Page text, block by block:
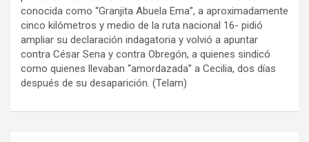
conocida como “Granjita Abuela Ema”, a aproximadamente
cinco kilómetros y medio de la ruta nacional 16- pidió
ampliar su declaración indagatoria y volvió a apuntar
contra César Sena y contra Obregón, a quienes sindicó
como quienes llevaban “amordazada” a Cecilia, dos días
después de su desaparición. (Telam)